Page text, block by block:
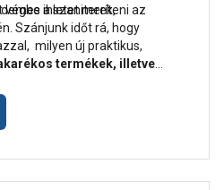
ihletet meríteni az
a szaniterek,
Szánjunk időt rá, hogy
milyen új praktikus,
termékek, illetve
Wahl Ágnes kategória